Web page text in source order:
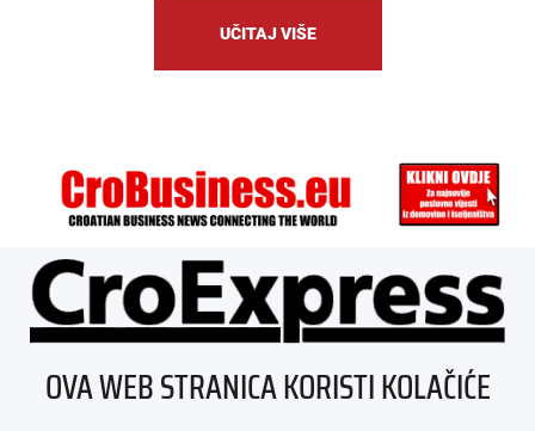
UČITAJ VIŠE
ÜBER UNS
IMPRESSUM
OVA WEB STRANICA KORISTI KOLAČIĆE